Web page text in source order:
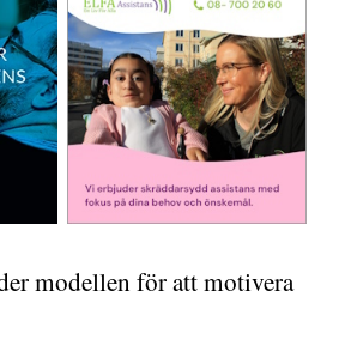
modellen för att motivera